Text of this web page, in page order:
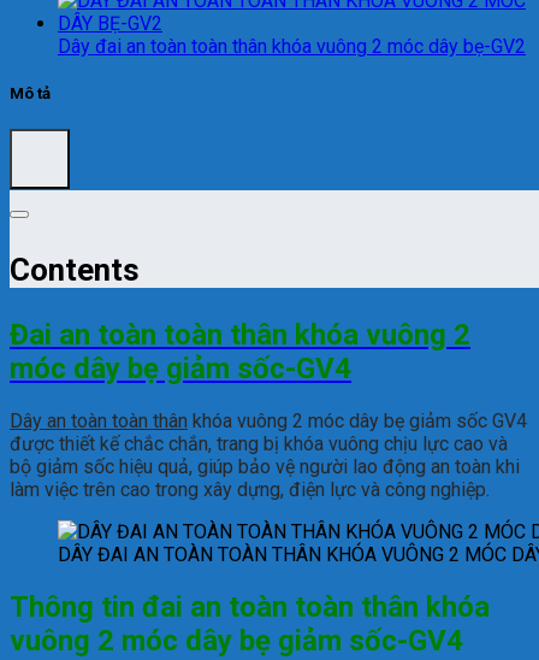
Dây đai an toàn toàn thân khóa vuông 2 móc dây bẹ-GV2
Mô tả
Contents
Đai an toàn toàn thân khóa vuông 2
móc dây bẹ giảm sốc-GV4
Dây an toàn toàn thân khóa vuông 2 móc dây bẹ giảm sốc GV4
được thiết kế chắc chắn, trang bị khóa vuông chịu lực cao và
bộ giảm sốc hiệu quả, giúp bảo vệ người lao động an toàn khi
làm việc trên cao trong xây dựng, điện lực và công nghiệp.
DÂY ĐAI AN TOÀN TOÀN THÂN KHÓA VUÔNG 2 MÓC
Thông tin đai an toàn toàn thân khóa
vuông 2 móc dây bẹ giảm sốc-GV4